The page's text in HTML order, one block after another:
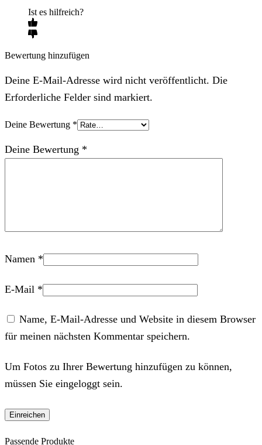
Ist es hilfreich?
Bewertung hinzufügen
Deine E-Mail-Adresse wird nicht veröffentlicht. Die
Erforderliche Felder sind markiert.
Deine Bewertung *
Deine Bewertung *
Namen *
E-Mail *
Name, E-Mail-Adresse und Website in diesem Browser
für meinen nächsten Kommentar speichern.
Um Fotos zu Ihrer Bewertung hinzufügen zu können,
müssen Sie eingeloggt sein.
Passende Produkte